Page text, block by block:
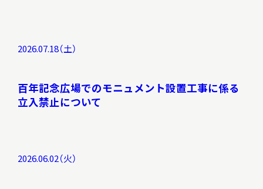
2026.07.18（土）
百年記念広場でのモニュメント設置工事に係る
立入禁止について
2026.06.02（火）